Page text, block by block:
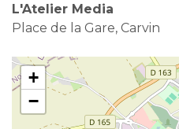
L'Atelier Media
Place de la Gare, Carvin
+
−